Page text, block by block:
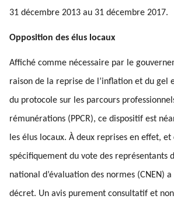
31 décembre 2013 au 31 décembre 2017.
Opposition des élus locaux
Affiché comme nécessaire par le
raison de la reprise de l’inflation et du gel
du protocole sur les parcours
rémunérations (PPCR), ce dispositif est
les élus locaux. À deux reprises en effet,
spécifiquement du vote des représentants
national d’évaluation des normes (CNEN)
décret. Un avis purement consultatif et